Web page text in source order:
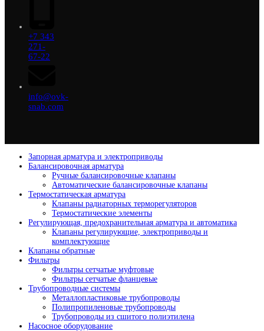
+7 343
271-
67-22
info@ovk-
snab.com
Запорная арматура и электроприводы
Балансировочная арматура
Ручные балансировочные клапаны
Автоматические балансировочные клапаны
Термостатическая арматура
Клапаны радиаторных терморегуляторов
Термостатические элементы
Регулирующая, предохранительная арматура и автоматика
Клапаны регулирующие, электроприводы и
комплектующие
Клапаны обратные
Фильтры
Фильтры сетчатые муфтовые
Фильтры сетчатые фланцевые
Трубопроводные системы
Металлопластиковые трубопроводы
Полипропиленовые трубопроводы
Трубопроводы из сшитого полиэтилена
Насосное оборудование